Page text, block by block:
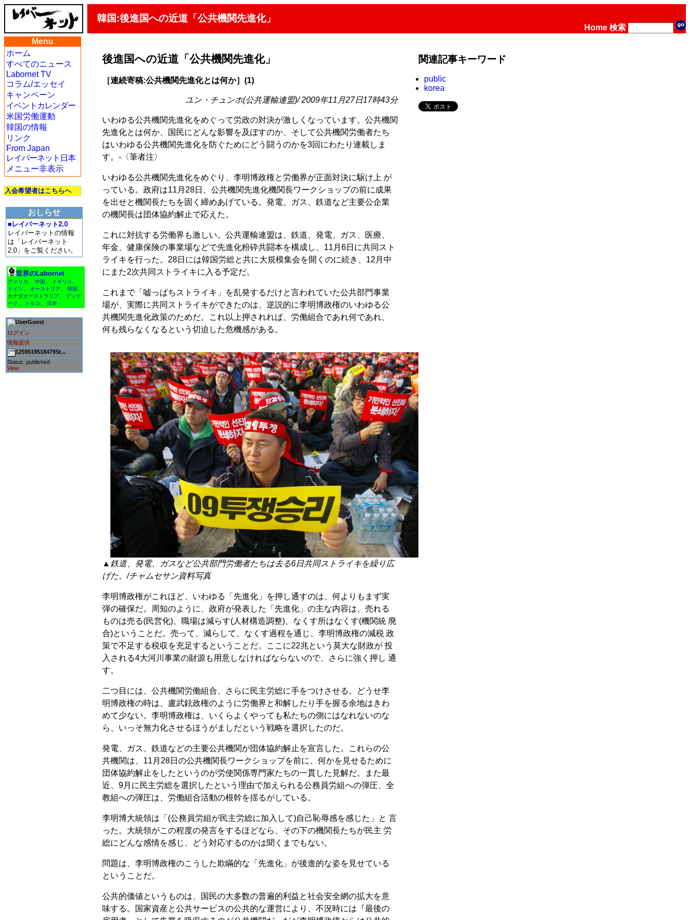
韓国:後進国への近道「公共機関先進化」
Home 検索
Menu
ホーム
すべてのニュース
Labornet TV
コラム/エッセイ
キャンペーン
イベントカレンダー
米国労働運動
韓国の情報
リンク
From Japan
レイバーネット日本
メニュー非表示
入会希望者はこちらへ
おしらせ
■レイバーネット2.0
レイバーネットの情報
は「レイバーネット
2.0」をご覧ください。
世界のLabornet
アメリカ 中国 イギリス
ドイツ
オーストリア 韓国
カナダオーストラリア
デンマ
ーク
トルコ 日本
Guest
ログイン
情報提供
1259519518479St...
Status: published
View
後進国への近道「公共機関先進化」
［連続寄稿:公共機関先進化とは何か］(1)
ユン・チュンホ(公共運輸連盟)/ 2009年11月27日17時43分
いわゆる公共機関先進化をめぐって労政の対決が激しくなっています。公共機関
先進化とは何か、国民にどんな影響を及ぼすのか、そして公共機関労働者たち
はいわゆる公共機関先進化を防ぐためにどう闘うのかを3回にわたり連載しま
す。-〈筆者注〉
いわゆる公共機関先進化をめぐり、李明博政権と労働界が正面対決に駆け上 が
っている。政府は11月28日、公共機関先進化機関長ワークショップの前に成果
を出せと機関長たちを固く締めあげている。発電、ガス、鉄道など主要公企業
の機関長は団体協約解止で応えた。
これに対抗する労働界も激しい。公共運輸連盟は、鉄道、発電、ガス、医療、
年金、健康保険の事業場などで先進化粉砕共闘本を構成し、11月6日に共同スト
ライキを行った。28日には韓国労総と共に大規模集会を開くのに続き、12月中
にまた2次共同ストライキに入る予定だ。
これまで「嘘っぱちストライキ」を乱発するだけと言われていた公共部門事業
場が、実際に共同ストライキができたのは、逆説的に李明博政権のいわゆる公
共機関先進化政策のためだ。これ以上押されれば、労働組合であれ何であれ、
何も残らなくなるという切迫した危機感がある。
▲鉄道、発電、ガスなど公共部門労働者たちは去る6日共同ストライキを繰り広
げた。/チャムセサン資料写真
李明博政権がこれほど、いわゆる「先進化」を押し通すのは、何よりもまず実
弾の確保だ。周知のように、政府が発表した「先進化」の主な内容は、売れる
ものは売る(民営化)、職場は減らす(人材構造調整)、なくす所はなくす(機関統 廃
合)ということだ。売って、減らして、なくす過程を通じ、李明博政権の減税 政
策で不足する税収を充足するということだ。ここに22兆という莫大な財政が 投
入される4大河川事業の財源も用意しなければならないので、さらに強く押し 通
す。
二つ目には、公共機関労働組合、さらに民主労総に手をつけさせる。どうせ李
明博政権の時は、盧武鉉政権のように労働界と和解したり手を握る余地はきわ
めて少ない。李明博政権は、いくらよくやっても私たちの側にはなれないのな
ら、いっそ無力化させるほうがましだという戦略を選択したのだ。
発電、ガス、鉄道などの主要公共機関が団体協約解止を宣言した。これらの公
共機関は、11月28日の公共機関長ワークショップを前に、何かを見せるために
団体協約解止をしたというのが労使関係専門家たちの一貫した見解だ。また最
近、9月に民主労総を選択したという理由で加えられる公務員労組への弾圧、全
教組への弾圧は、労働組合活動の根幹を揺るがしている。
李明博大統領は「(公務員労組が民主労総に加入して)自己恥辱感を感じた」と 言
った。大統領がこの程度の発言をするほどなら、その下の機関長たちが民主 労
総にどんな感情を感じ、どう対応するのかは聞くまでもない。
問題は、李明博政権のこうした欺瞞的な「先進化」が後進的な姿を見せている
ということだ。
公共的価値というものは、国民の大多数の普遍的利益と社会安全網の拡大を意
味する。国家資産と公共サービスの公共的な運営により、不況時には『最後の
関連記事キーワード
public
korea